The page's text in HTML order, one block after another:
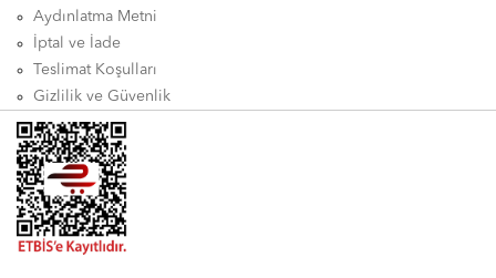
Aydınlatma Metni
İptal ve İade
Teslimat Koşulları
Gizlilik ve Güvenlik